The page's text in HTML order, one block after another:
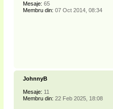
Mesaje: 65
Membru din: 07 Oct 2014, 08:34
JohnnyB
Mesaje: 11
Membru din: 22 Feb 2025, 18:08